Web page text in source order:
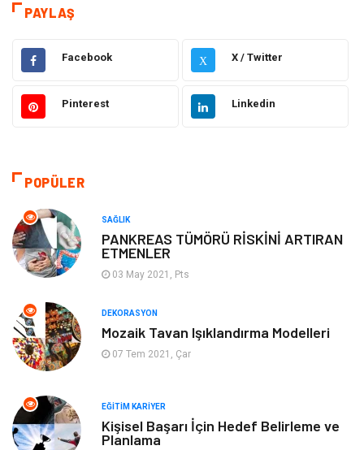
Dekorasyon
Hukuk Elektrik & Elektronik
Giyim Makine
Otomotiv
Keyif ve Hobi
Moda
Anne Çocuk
Aksesuar Genel Kültür
Spor Müzik
PAYLAŞ
Facebook X X / Twitter
Pinterest Linkedin
POPÜLER
SAĞLIK
PANKREAS TÜMÖRÜ RİSKİNİ ARTIRAN
ETMENLER
03 May 2021, Pts
DEKORASYON
Mozaik Tavan Işıklandırma Modelleri
07 Tem 2021, Çar
EĞITIM KARIYER
Kişisel Başarı İçin Hedef Belirleme ve
Planlama